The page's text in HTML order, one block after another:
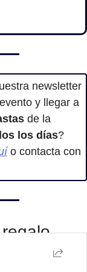
newsletter
y llegar a
de la
los días?
o contacta con